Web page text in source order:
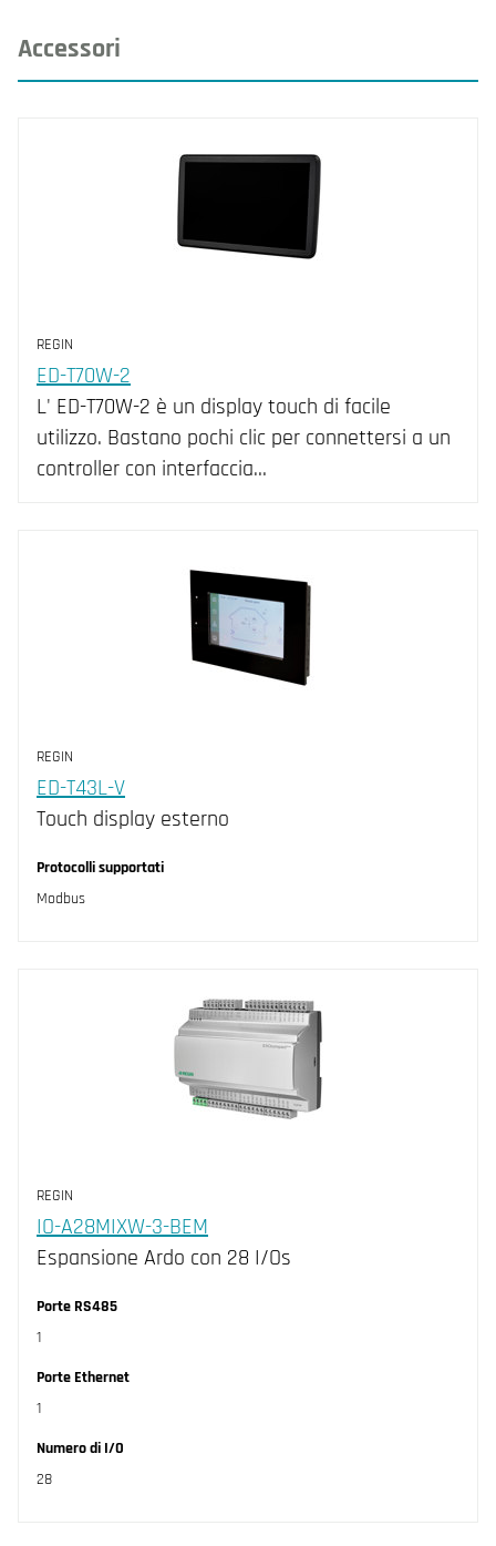
Accessori
REGIN
ED-T70W-2
L' ED-T70W-2 è un display touch di facile
utilizzo. Bastano pochi clic per connettersi a un
controller con interfaccia…
REGIN
ED-T43L-V
Touch display esterno
Protocolli supportati
Modbus
REGIN
IO-A28MIXW-3-BEM
Espansione Ardo con 28 I/Os
Porte RS485
1
Porte Ethernet
1
Numero di I/O
28